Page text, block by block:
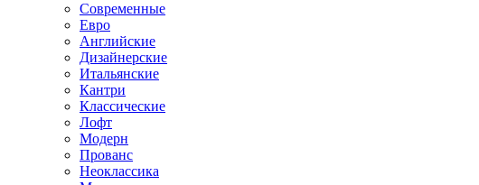
Современные
Евро
Английские
Дизайнерские
Итальянские
Кантри
Классические
Лофт
Модерн
Прованс
Неоклассика